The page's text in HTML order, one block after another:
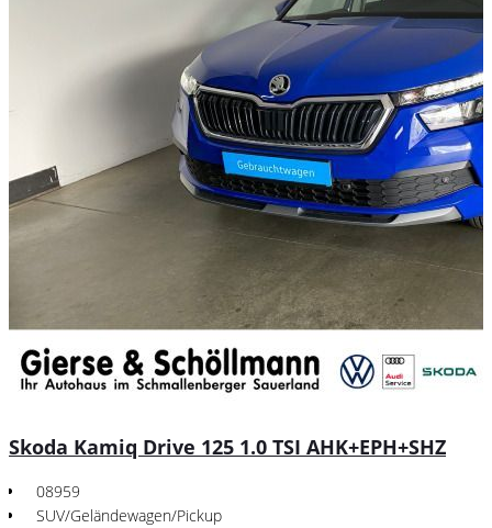
Skoda Kamiq Drive 125 1.0 TSI AHK+EPH+SHZ
08959
SUV/Geländewagen/Pickup